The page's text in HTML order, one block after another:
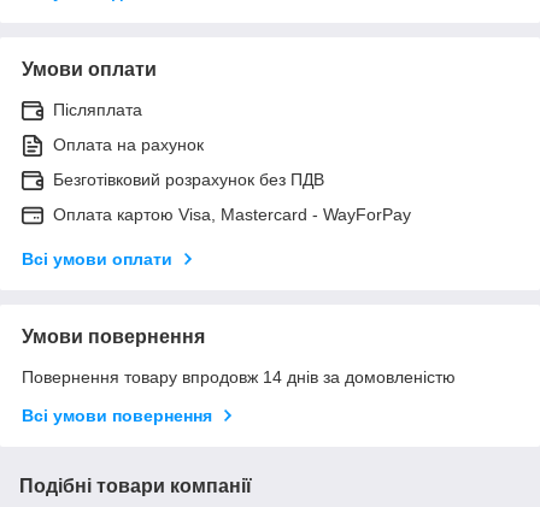
Умови оплати
Післяплата
Оплата на рахунок
Безготівковий розрахунок без ПДВ
Оплата картою Visa, Mastercard - WayForPay
Всі умови оплати
Умови повернення
Повернення товару впродовж 14 днів за домовленістю
Всі умови повернення
Подібні товари компанії